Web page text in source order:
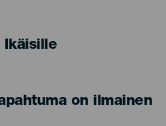
Ikäisille
on ilmainen